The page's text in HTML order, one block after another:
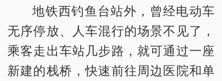
地铁西钓鱼台站外，曾经电动车
无序停放、人车混行的场景不见了，
乘客走出车站几步路，就可通过一座
新建的栈桥，快速前往周边医院和单